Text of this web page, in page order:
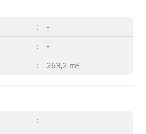
:
-
:
-
: 263,2 m²
:
-